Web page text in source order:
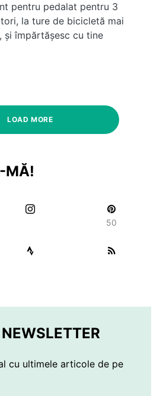
pentru pedalat pentru 3
la ture de bicicletă mai
și împărtășesc cu tine
LOAD MORE
MĂ!
50
cu ultimele articole de pe